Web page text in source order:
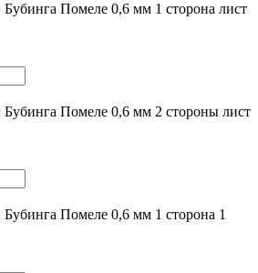
Помеле 0,6 мм 1 сторона лист
Помеле 0,6 мм 2 стороны лист
Помеле 0,6 мм 1 сторона 1